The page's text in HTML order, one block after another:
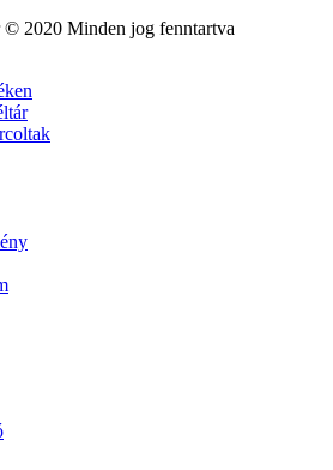
2020 Minden jog fenntartva